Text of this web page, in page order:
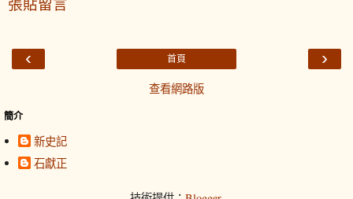
‹ ›
首頁
查看網路版
簡介
新史記
石獻正